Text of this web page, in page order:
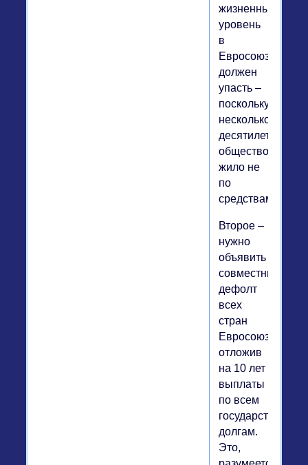
жизненный
уровень
в
Евросоюзе
должен
упасть –
поскольку
несколько
десятилетий
общество
жило не
по
средствам.
Второе –
нужно
объявить
совместный
дефолт
всех
стран
Евросоюза,
отложив
на 10 лет
выплаты
по всем
долгам.
Это,